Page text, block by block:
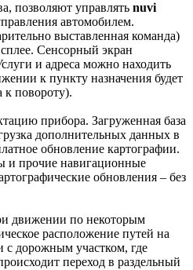
позволяют управлять nuvi
автомобилем.
выставленная команда)
Сенсорный экран
и адреса можно находить
к пункту назначения будет
к повороту).
прибора. Загруженная база
дополнительных данных в
обновление картографии.
и прочие навигационные
обновления – без
движении по некоторым
расположение путей на
с дорожным участком, где
переход в раздельный